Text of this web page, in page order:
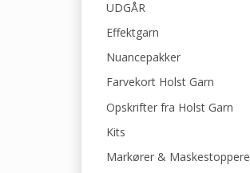
UDGÅR
Effektgarn
Nuancepakker
Farvekort Holst Garn
Opskrifter fra Holst Garn
Kits
Markører & Maskestoppere